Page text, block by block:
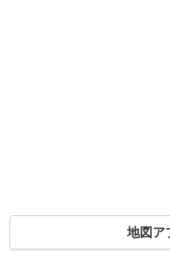
地図ア